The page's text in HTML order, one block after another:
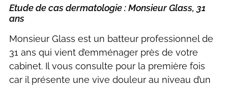
Etude de cas dermatologie : Monsieur Glass, 31
ans
Monsieur Glass est un batteur professionnel de
31 ans qui vient d’emménager près de votre
cabinet. Il vous consulte pour la première fois
car il présente une vive douleur au niveau d’un